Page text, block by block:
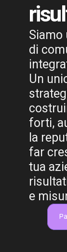
Siamo
di
Un
forti,
la
far
tua
e